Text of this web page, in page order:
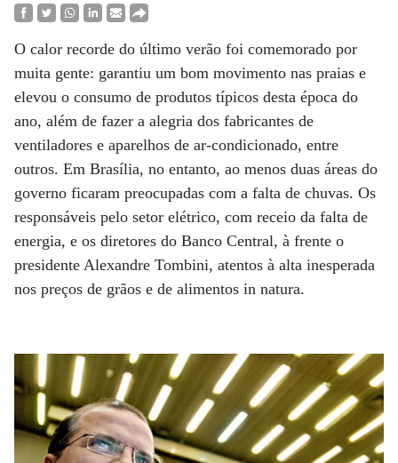
O calor recorde do último verão foi comemorado por
muita gente: garantiu um bom movimento nas praias e
elevou o consumo de produtos típicos desta época do
ano, além de fazer a alegria dos fabricantes de
ventiladores e aparelhos de ar-condicionado, entre
outros. Em Brasília, no entanto, ao menos duas áreas do
governo ficaram preocupadas com a falta de chuvas. Os
responsáveis pelo setor elétrico, com receio da falta de
energia, e os diretores do Banco Central, à frente o
presidente Alexandre Tombini, atentos à alta inesperada
nos preços de grãos e de alimentos in natura.